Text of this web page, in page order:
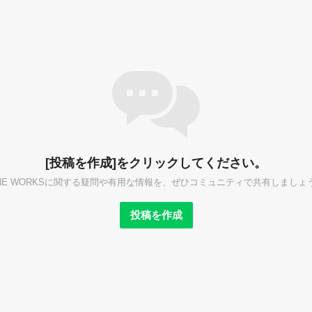
[投稿を作成]をクリックしてください。
WORKSに関する疑問や有用な情報を、ぜひコミュニティで共有しましょ
投稿を作成